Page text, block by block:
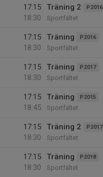
17:15
18:30
Träning 2 P2016
Sportfältet
17:15
18:30
Träning P2016
Sportfältet
17:15
18:30
Träning P2017
Sportfältet
17:15
18:45
Träning P2015
Sportfältet
17:15
18:30
Träning 2 P2017
Sportfältet
17:15
18:30
Träning P2018
Sportfältet